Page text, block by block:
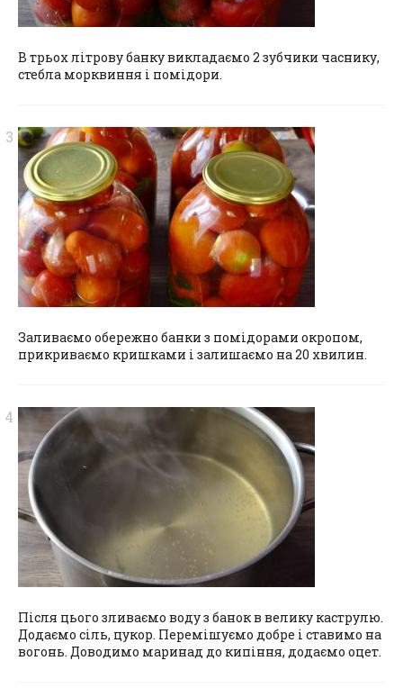
В трьох літрову банку викладаємо 2 зубчики часнику,
стебла морквиння і помідори.
Заливаємо обережно банки з помідорами окропом,
прикриваємо кришками і залишаємо на 20 хвилин.
Після цього зливаємо воду з банок в велику каструлю.
Додаємо сіль, цукор. Перемішуємо добре і ставимо на
вогонь. Доводимо маринад до кипіння, додаємо оцет.